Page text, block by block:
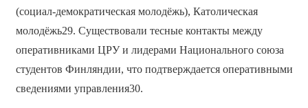
(социал-демократическая молодёжь), Католическая
молодёжь29. Существовали тесные контакты между
оперативниками ЦРУ и лидерами Национального союза
студентов Финляндии, что подтверждается оперативными
сведениями управления30.